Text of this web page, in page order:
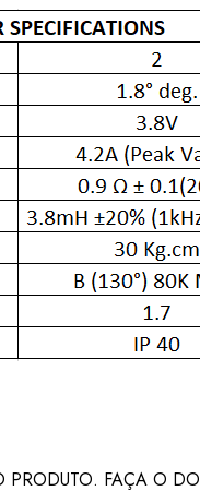
PRODUTO. FAÇA O